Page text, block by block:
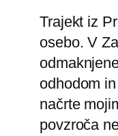
Trajekt iz
osebo. V
odhodom
načrte
povzroča